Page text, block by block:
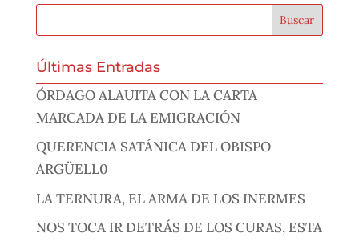
Últimas Entradas
ÓRDAGO ALAUITA CON LA CARTA
MARCADA DE LA EMIGRACIÓN
QUERENCIA SATÁNICA DEL OBISPO
ARGÜELL0
LA TERNURA, EL ARMA DE LOS INERMES
NOS TOCA IR DETRÁS DE LOS CURAS, ESTA